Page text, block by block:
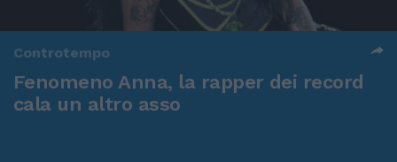
Controtempo
Fenomeno Anna, la rapper dei record
cala un altro asso